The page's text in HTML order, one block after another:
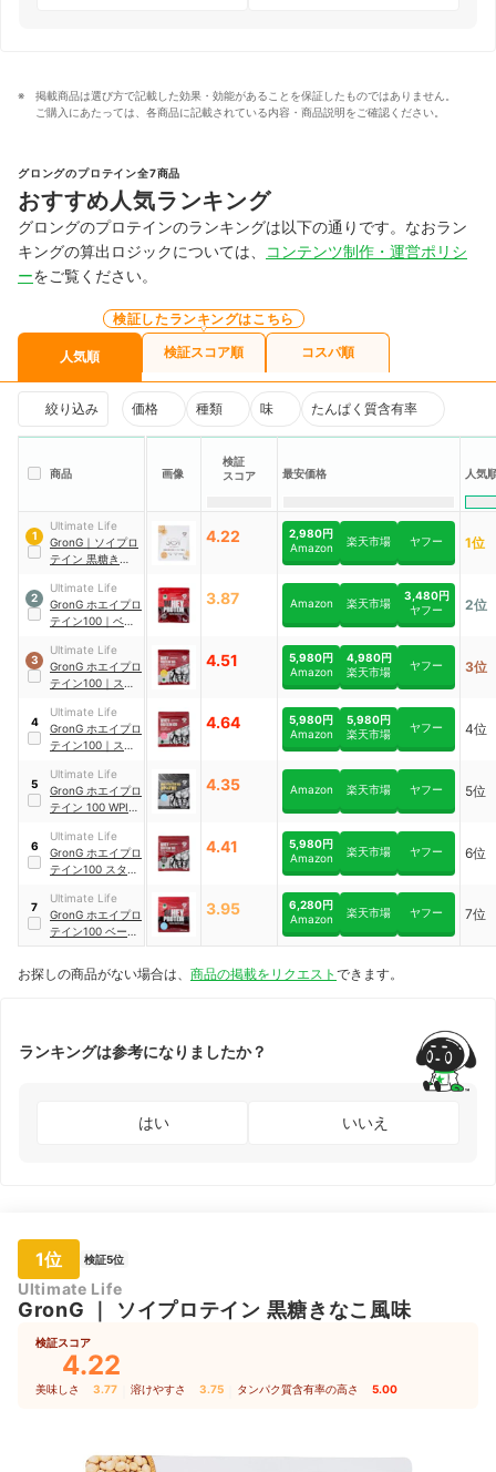
掲載商品は選び方で記載した効果・効能があることを保証したものではありません。
ご購入にあたっては、各商品に記載されている内容・商品説明をご確認ください。
グロングのプロテイン全7商品
おすすめ人気ランキング
グロングのプロテインのランキングは以下の通りです。なおラン
キングの算出ロジックについては、
コンテンツ制作・運営ポリシ
ーをご覧ください。
人気順
検証したランキングはこちら
検証スコア順 コスパ順
絞り込み 価格 種類 味 たんぱく質含有率
商品 画像
検証
スコア
最安価格 人気
1
Ultimate Life
GronG ｜ ソイプロ
テイン 黒糖きなこ
4.22
2,980円
Amazon
楽天市場 ヤフー 1位
2
Ultimate Life
GronG ホエイプロ
テイン100 ｜ ベー
3.87 Amazon 楽天市場
3,480円
ヤフー
2位
3
Ultimate Life
GronG ホエイプロ
テイン100 ｜ スタ
味
4.51
5,980円
Amazon
4,980円
楽天市場
ヤフー 3位
4
Ultimate Life
GronG ホエイプロ
テイン100 ｜ スタ
リー風味
4.64
5,980円
Amazon
5,980円
楽天市場
ヤフー 4位
5
Ultimate Life
GronG ホエイプロ
テイン 100 WPI
ーマンス ヨーグル
ト風味
4.35 Amazon 楽天市場 ヤフー 5位
6
Ultimate Life
GronG ホエイプロ
テイン100 スタン
ロテイン チョコレ
ート風味
4.41
5,980円
Amazon
楽天市場 ヤフー 6位
7
Ultimate Life
GronG ホエイプロ
テイン100 ベーシ
ック｜ホエイプロ
ト風味
3.95
6,280円
Amazon
楽天市場 ヤフー 7位
お探しの商品がない場合は、 商品の掲載をリクエスト できます。
ランキングは参考になりましたか？
はい いいえ
1位 検証5位
Ultimate Life
GronG ｜ ソイプロテイン 黒糖きなこ風味
検証スコア
4.22
美味しさ 3.77 溶けやすさ 3.75 タンパク質含有率の高さ 5.00